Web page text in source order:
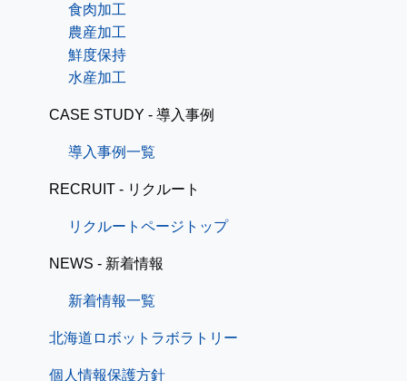
食肉加工
農産加工
鮮度保持
水産加工
CASE STUDY - 導入事例
導入事例一覧
RECRUIT - リクルート
リクルートページトップ
NEWS - 新着情報
新着情報一覧
北海道ロボットラボラトリー
個人情報保護方針